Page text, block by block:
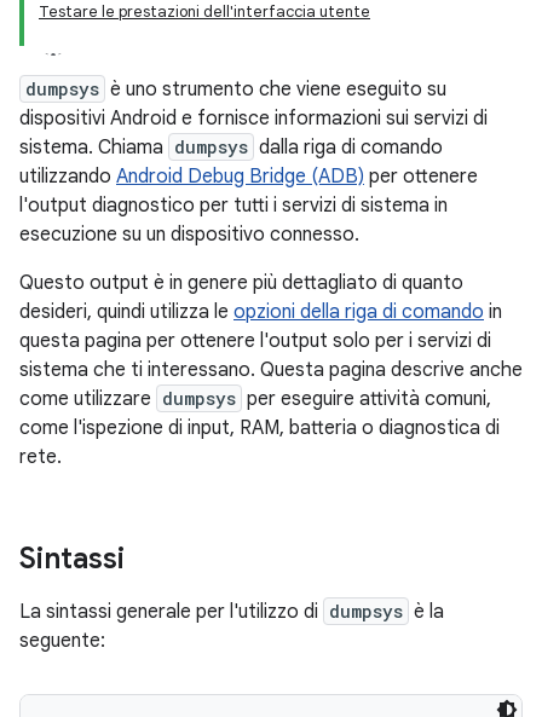
Testare le prestazioni dell'interfaccia utente
dumpsys è uno strumento che viene eseguito su
dispositivi Android e fornisce informazioni sui servizi di
sistema. Chiama dumpsys dalla riga di comando
utilizzando Android Debug Bridge (ADB) per ottenere
l'output diagnostico per tutti i servizi di sistema in
esecuzione su un dispositivo connesso.
Questo output è in genere più dettagliato di quanto
desideri, quindi utilizza le opzioni della riga di comando in
questa pagina per ottenere l'output solo per i servizi di
sistema che ti interessano. Questa pagina descrive anche
come utilizzare dumpsys per eseguire attività comuni,
come l'ispezione di input, RAM, batteria o diagnostica di
rete.
Sintassi
La sintassi generale per l'utilizzo di dumpsys è la
seguente: